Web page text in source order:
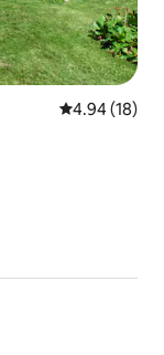
평점 4.94점(5
4.94 (18)